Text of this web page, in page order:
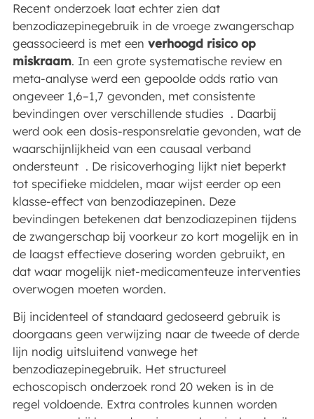
Recent onderzoek laat echter zien dat
benzodiazepinegebruik in de vroege zwangerschap
geassocieerd is met een verhoogd risico op
miskraam. In een grote systematische review en
meta-analyse werd een gepoolde odds ratio van
ongeveer 1,6–1,7 gevonden, met consistente
bevindingen over verschillende studies . Daarbij
werd ook een dosis-responsrelatie gevonden, wat de
waarschijnlijkheid van een causaal verband
ondersteunt . De risicoverhoging lijkt niet beperkt
tot specifieke middelen, maar wijst eerder op een
klasse-effect van benzodiazepinen. Deze
bevindingen betekenen dat benzodiazepinen tijdens
de zwangerschap bij voorkeur zo kort mogelijk en in
de laagst effectieve dosering worden gebruikt, en
dat waar mogelijk niet-medicamenteuze interventies
overwogen moeten worden.
Bij incidenteel of standaard gedoseerd gebruik is
doorgaans geen verwijzing naar de tweede of derde
lijn nodig uitsluitend vanwege het
benzodiazepinegebruik. Het structureel
echoscopisch onderzoek rond 20 weken is in de
regel voldoende. Extra controles kunnen worden